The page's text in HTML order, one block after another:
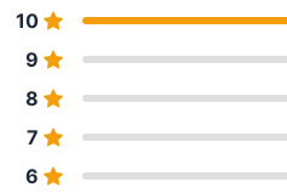
10
9
8
7
6